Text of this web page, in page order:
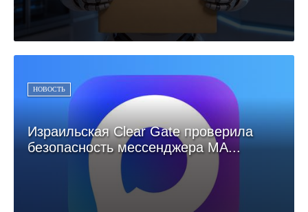
НОВОСТЬ
Израильская Clear Gate проверила
безопасность мессенджера МА...